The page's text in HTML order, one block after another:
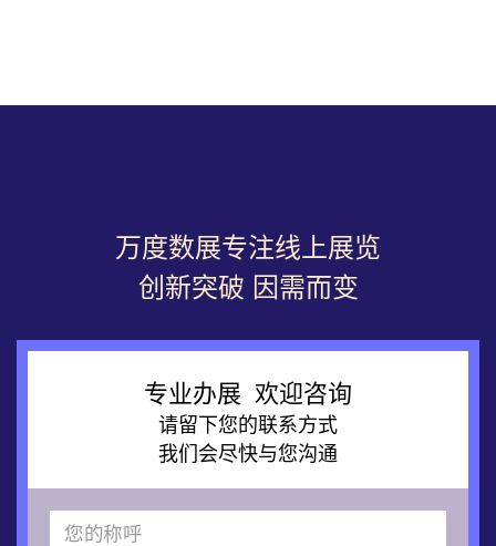
万度数展专注线上展览
创新突破 因需而变
专业办展 欢迎咨询
请留下您的联系方式
我们会尽快与您沟通